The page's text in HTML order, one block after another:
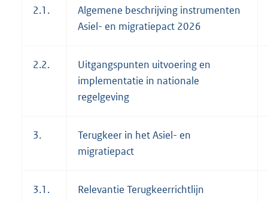
2.1.
Algemene beschrijving instrumenten
Asiel- en migratiepact 2026
2.2.
Uitgangspunten uitvoering en
implementatie in nationale
regelgeving
3.
Terugkeer in het Asiel- en
migratiepact
3.1. Relevantie Terugkeerrichtlijn